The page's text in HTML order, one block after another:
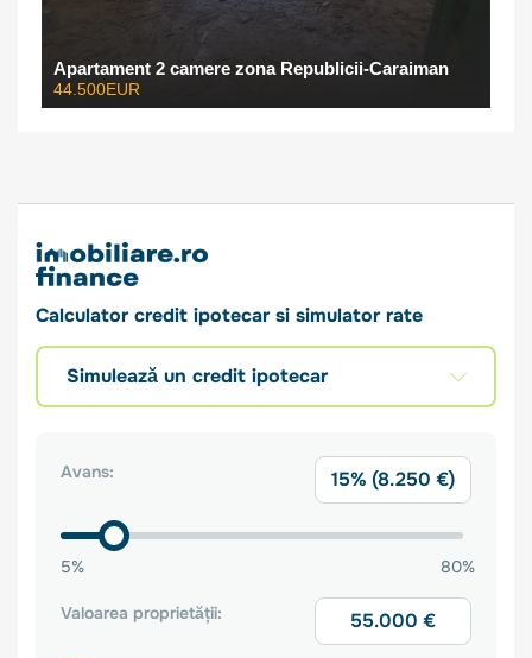
Apartament 2 camere zona Republicii-Caraiman
44.500EUR